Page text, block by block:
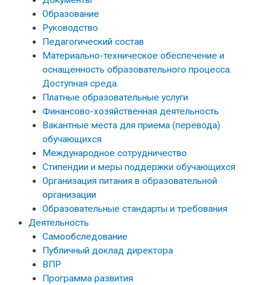
Образование
Руководство
Педагогический состав
Материально-техническое обеспечение и
оснащенность образовательного процесса.
Доступная среда.
Платные образовательные услуги
Финансово-хозяйственная деятельность
Вакантные места для приема (перевода)
обучающихся
Международное сотрудничество
Стипендии и меры поддержки обучающихся
Организация питания в образовательной
организации
Образовательные стандарты и требования
Деятельность
Самообследование
Публичный доклад директора
ВПР
Программа развития